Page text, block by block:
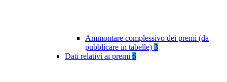
Ammontare complessivo dei premi (da
pubblicare in tabelle) 3
Dati relativi ai premi 6